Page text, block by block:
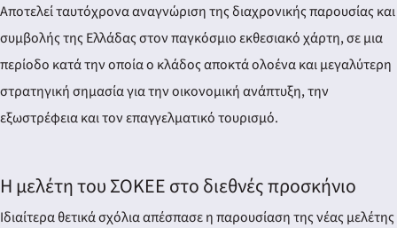
Αποτελεί ταυτόχρονα αναγνώριση της διαχρονικής παρουσίας και
συμβολής της Ελλάδας στον παγκόσμιο εκθεσιακό χάρτη, σε μια
περίοδο κατά την οποία ο κλάδος αποκτά ολοένα και μεγαλύτερη
στρατηγική σημασία για την οικονομική ανάπτυξη, την
εξωστρέφεια και τον επαγγελματικό τουρισμό.
Η μελέτη του ΣΟΚΕΕ στο διεθνές προσκήνιο
Ιδιαίτερα θετικά σχόλια απέσπασε η παρουσίαση της νέας μελέτης